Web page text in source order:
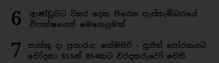
6
ආණ්ඩුවට වසර දෙක පිරෙන සැප්තැම්බරයේ
විපක්ෂයෙන් මෙහෙයුමක්
7
පාස්කු දා ප්‍රහාරය: හේමසිරි - පූජිත් පෝරකයට
චෝදනා 855න් 854කට වරදකරුවෝ වෙති